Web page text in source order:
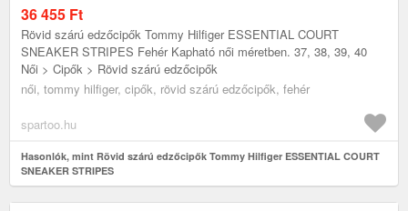
36 455 Ft
Rövid szárú edzőcipők Tommy Hilfiger ESSENTIAL COURT
SNEAKER STRIPES Fehér Kapható női méretben. 37, 38, 39, 40
Női > Cipők > Rövid szárú edzőcipők
női, tommy hilfiger, cipők, rövid szárú edzőcipők, fehér
spartoo.hu
Hasonlók, mint Rövid szárú edzőcipők Tommy Hilfiger ESSENTIAL COURT
SNEAKER STRIPES